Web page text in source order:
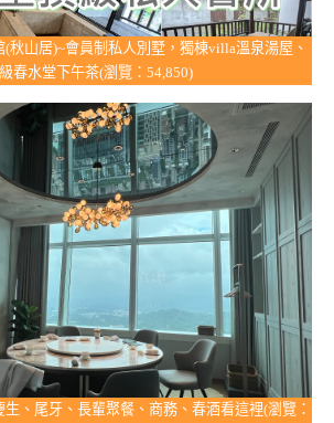
秋山居)~會員制私人別墅，獨棟villa溫泉湯屋、
春水堂下午茶(瀏覽：54,850)
、尾牙、長輩聚餐、商務、春酒看這裡(瀏覽：